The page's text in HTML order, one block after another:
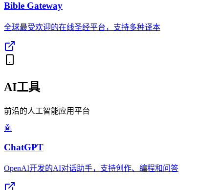
Bible Gateway
全球最受欢迎的在线圣经平台，支持多种译本
AI工具
前沿的人工智能应用平台
🤖
ChatGPT
OpenAI开发的AI对话助手，支持创作、编程和问答